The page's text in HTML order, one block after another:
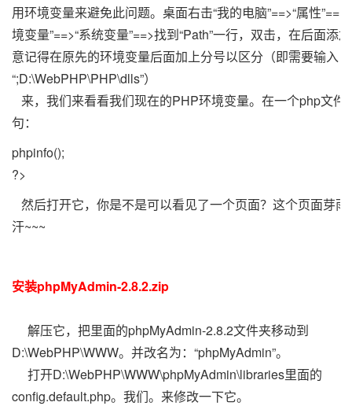
用环境变量来避免此问题。桌面右击“我的电脑”==>“属性
境变量”==>“系统变量”==>找到“Path”一行，双击，在后面添
意记得在原先的环境变量后面加上分号以区分（即需要输入
“;D:\WebPHP\PHP\dlls”）
来，我们来看看我们现在的PHP环境变量。在一个php文件
句：
phpinfo();
?>
然后打开它，你是不是可以看见了一个页面？这个页面芽
汗~~~
安装phpMyAdmin-2.8.2.zip
解压它，把里面的phpMyAdmin-2.8.2文件夹移动到
D:\WebPHP\WWW。并改名为：“phpMyAdmin”。
打开D:\WebPHP\WWW\phpMyAdmin\libraries里面的
config.default.php。我们。来修改一下它。